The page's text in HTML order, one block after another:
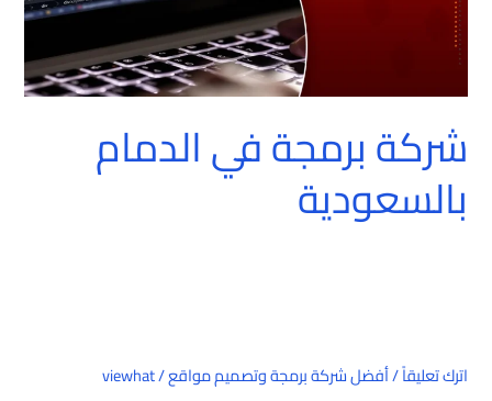
شركة برمجة في الدمام
بالسعودية
اترك تعليقاً/أفضل شركة برمجة وتصميم مواقع/
viewhat